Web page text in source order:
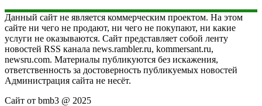
Данный сайт не является коммерческим проектом. На этом
сайте ни чего не продают, ни чего не покупают, ни какие
услуги не оказываются. Сайт представляет собой ленту
новостей RSS канала news.rambler.ru, kommersant.ru,
newsru.com. Материалы публикуются без искажения,
ответственность за достоверность публикуемых новостей
Администрация сайта не несёт.
Сайт от bmb3 @ 2025